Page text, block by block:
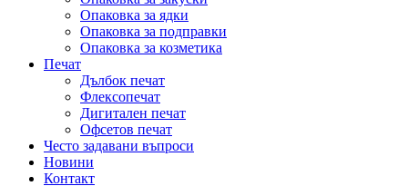
Опаковка за ядки
Опаковка за подправки
Опаковка за козметика
Печат
Дълбок печат
Флексопечат
Дигитален печат
Офсетов печат
Често задавани въпроси
Новини
Контакт